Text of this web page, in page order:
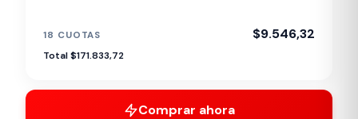
18 CUOTAS $9.546,32
Total $171.833,72
Comprar ahora